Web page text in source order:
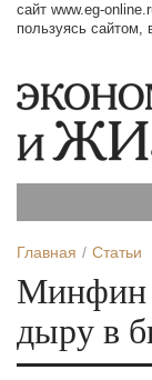
сайт www.eg-
пользуясь сайтом,
Главная Статьи
Минфин
дыру в